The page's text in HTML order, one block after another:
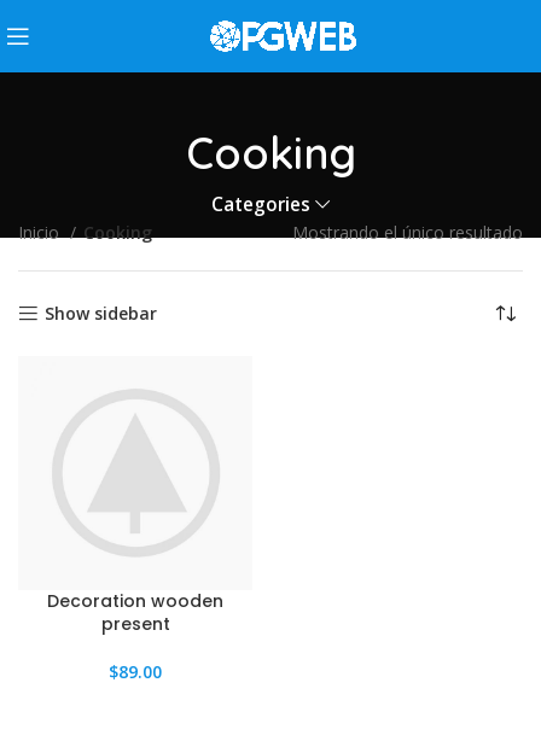
Cooking
Categories
Inicio Cooking Mostrando el único resultado
Show sidebar
Decoration wooden
present
$89.00